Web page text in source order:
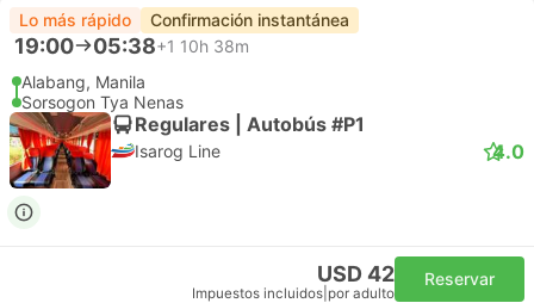
Lo más rápido Confirmación instantánea
19:00 05:38+1 10h 38m
Alabang, Manila
Sorsogon Tya Nenas
Regulares | Autobús #P1
Isarog Line 4.0
USD 42
Impuestos incluidos por adulto
Reservar